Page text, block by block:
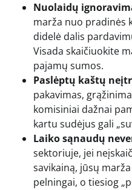
Nuolaidų
marža nuo pradinės
didelė dalis
Visada skaičiuokite
pajamų sumos.
Paslėptų kaštų
pakavimas,
komisiniai dažnai
kartu sudėjus gali
Laiko sąnaudų
sektoriuje, jei
savikainą, jūsų
pelningai, o tiesiog